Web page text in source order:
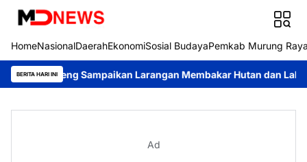
HomeNasionalDaerahEkonomiSosial BudayaPemkab Murung
BERITA HARI INI
Sampaikan Larangan Membakar Hutan dan Lahan
Ad